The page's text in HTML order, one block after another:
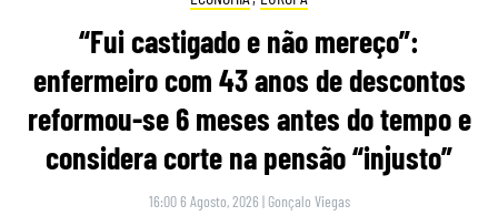
“Fui castigado e não mereço”:
enfermeiro com 43 anos de descontos
reformou-se 6 meses antes do tempo e
considera corte na pensão “injusto”
16:00 6 Agosto, 2026 | Gonçalo Viegas